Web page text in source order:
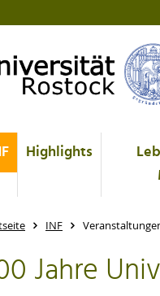
Highlights
INF
Jahre